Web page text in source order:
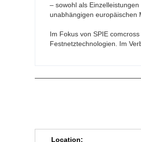
– sowohl als
unabhängigen europäischen
Im Fokus von SPIE
Festnetztechnologien. Im
Location: